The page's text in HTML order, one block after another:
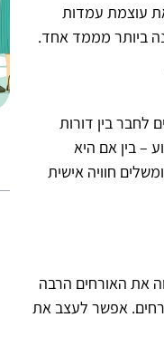
עוצמת עמדות
ביותר מממד אחד.
לחבר בין דורות
– בין אם היא
חוויה אישית
את האורחים הרבה
אפשר לעצב את